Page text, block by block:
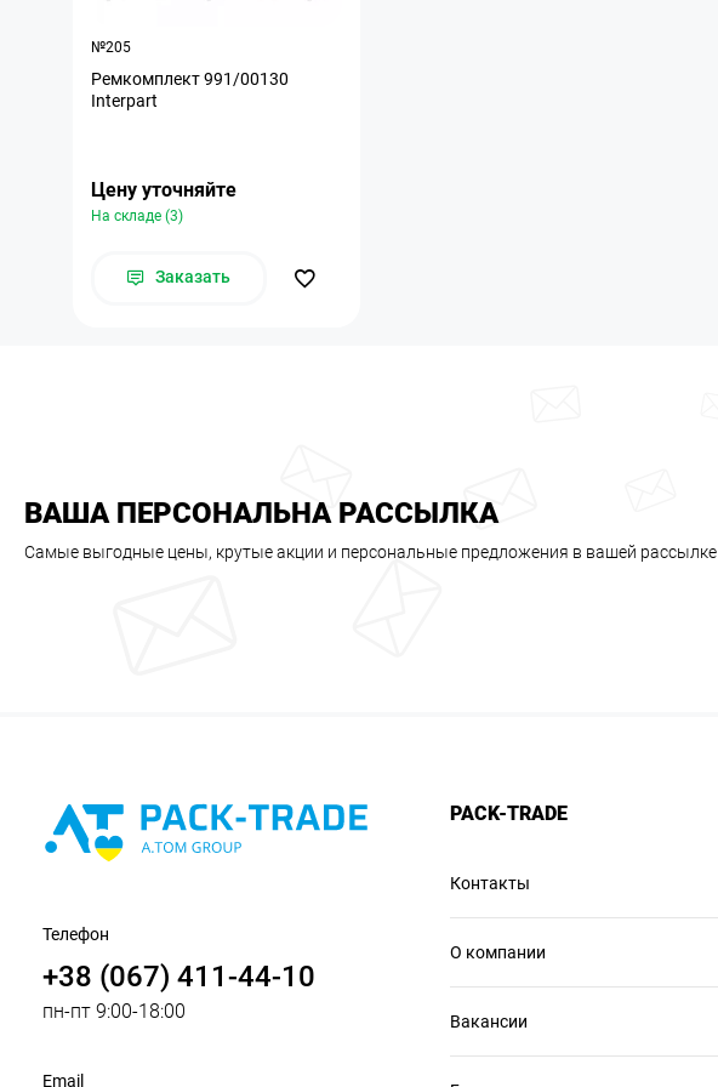
№205
Ремкомплект 991/00130
Interpart
Цену уточняйте
На складе (3)
Заказать
ВАША ПЕРСОНАЛЬНА РАССЫЛКА
Самые выгодные цены, крутые акции и персональные предложения в вашей рассылке
Телефон
+38 (067) 411-44-10
пн-пт 9:00-18:00
Email
PACK-TRADE
Контакты
О компании
Вакансии